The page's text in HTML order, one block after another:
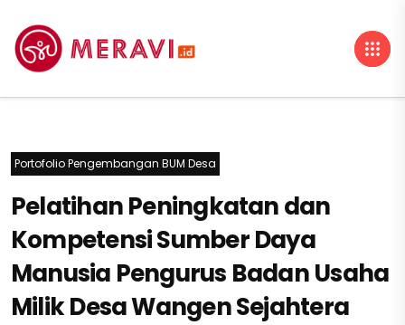
Portofolio Pengembangan BUM Desa
Pelatihan Peningkatan dan
Kompetensi Sumber Daya
Manusia Pengurus Badan Usaha
Milik Desa Wangen Sejahtera